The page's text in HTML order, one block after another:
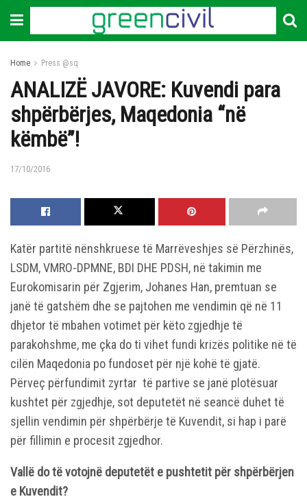
Home Press @sq
ANALIZË JAVORE: Kuvendi para
shpërbërjes, Maqedonia “në
këmbë”!
17/10/2016
Katër partitë nënshkruese të Marrëveshjes së Përzhinës,
LSDM, VMRO-DPMNE, BDI DHE PDSH, në takimin me
Eurokomisarin për Zgjerim, Johanes Han, premtuan se
janë të gatshëm dhe se pajtohen me vendimin që në 11
dhjetor të mbahen votimet për këto zgjedhje të
parakohshme, me çka do ti vihet fundi krizës politike në të
cilën Maqedonia po fundoset për një kohë të gjatë.
Përveç përfundimit zyrtar të partive se janë plotësuar
kushtet për zgjedhje, sot deputetët në seancë duhet të
sjellin vendimin për shpërbërje të Kuvendit, si hap i parë
për fillimin e procesit zgjedhor.
Vallë do të votojnë deputetët e pushtetit për shpërbërjen
e Kuvendit?